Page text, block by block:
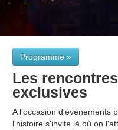
Programme »
Les rencontres
exclusives
A l'occasion d'événements
l'histoire s'invite là où on